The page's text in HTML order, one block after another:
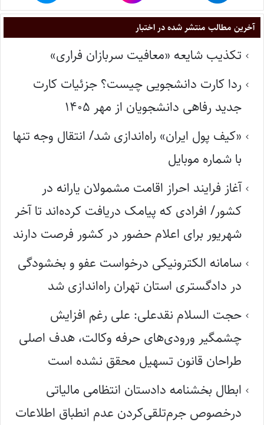
آخرین مطالب منتشر شده در اختبار
تکذیب شایعه «معافیت سربازان فراری»
ردا کارت دانشجویی چیست؟ جزئیات کارت
جدید رفاهی دانشجویان از مهر ۱۴۰۵
«کیف پول ایران» راه‌اندازی شد/ انتقال وجه تنها
با شماره موبایل
آغاز فرایند احراز اقامت مشمولان یارانه در
کشور/ افرادی که پیامک دریافت کرده‌اند تا آخر
شهریور برای اعلام حضور در کشور فرصت دارند
سامانه الکترونیکی درخواست عفو و بخشودگی
در دادگستری استان تهران راه‌اندازی شد
حجت السلام نقدعلی: علی رغم افزایش
چشمگیر ورودی‌های حرفه وکالت، هدف اصلی
طراحان قانون تسهیل محقق نشده است
ابطال بخشنامه دادستان انتظامی مالیاتی
درخصوص جرم‌تلقی‌کردن عدم انطباق اطلاعات